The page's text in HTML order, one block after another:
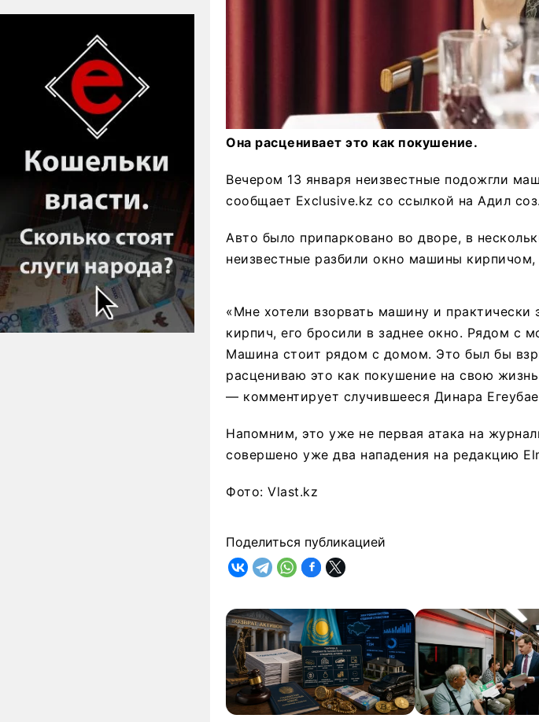
Она расценивает это как покушение.
Вечером 13 января неизвестные подожгли
сообщает Exclusive.kz со ссылкой на Адил соз.
Авто было припарковано во дворе, в
неизвестные разбили окно машины
«Мне хотели взорвать машину и практически
кирпич, его бросили в заднее окно. Рядом с
Машина стоит рядом с домом. Это был бы
расцениваю это как покушение на свою
— комментирует случившееся Динара
Напомним, это уже не первая атака на
совершено уже два нападения на редакцию
Фото: Vlast.kz
Поделиться публикацией